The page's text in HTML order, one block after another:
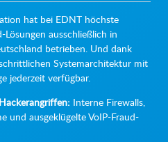
hat bei EDNT höchste
ausschließlich in
betrieben. Und dank
Systemarchitektur mit
jederzeit verfügbar.
Interne Firewalls,
und ausgeklügelte VoIP-Fraud-